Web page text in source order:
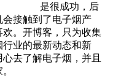
是很成功，后
会接触到了电子烟产
欢。开博客，只为收集
行业的最新动态和新
去了解电子烟，并且